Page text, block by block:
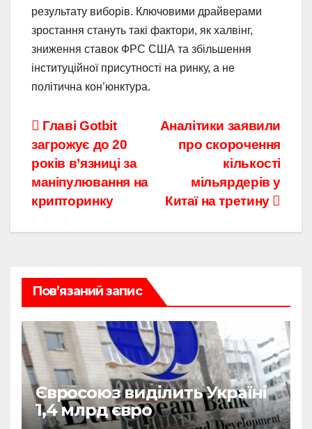
результату виборів. Ключовими драйверами
зростання стануть такі фактори, як халвінг,
зниження ставок ФРС США та збільшення
інституційної присутності на ринку, а не
політична кон’юнктура.
Навігація
записів
Аналітики заявили
про скорочення
кількості
мільярдерів у
Китаї на третину
Главі Gotbit
загрожує до 20
років в’язниці за
маніпулювання на
крипторинку
Пов’язаний запис
Євросоюз виділить Україні
1,4 млрд євро